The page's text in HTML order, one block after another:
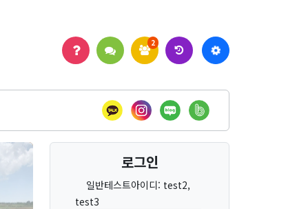
2
로그인
일반테스트아이디: test2,
test3